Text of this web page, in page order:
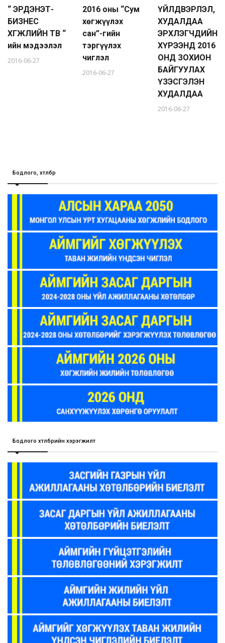
“ ЭРДЭНЭТ-
БИЗНЕС
ХӨГЖЛИЙН ТӨВ “
ийн мэдээлэл
2016-06-27
2016 оны “Сум
хөгжүүлэх
сан”-гийн
тэргүүлэх
чиглэл
2016-06-27
ҮЙЛДВЭРЛЭЛ,
ХУДАЛДАА
ЭРХЛЭГЧДИЙН
ХҮРЭЭНД 2016
ОНД ЗОХИОН
БАЙГУУЛАХ
ҮЗЭСГЭЛЭН
ХУДАЛДАА
2016-06-27
Бодлого, хөтөлбөр
Бодлого хөтөлбөрийн хэрэгжилт